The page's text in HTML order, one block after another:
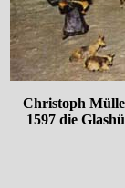
Christoph
1597 die